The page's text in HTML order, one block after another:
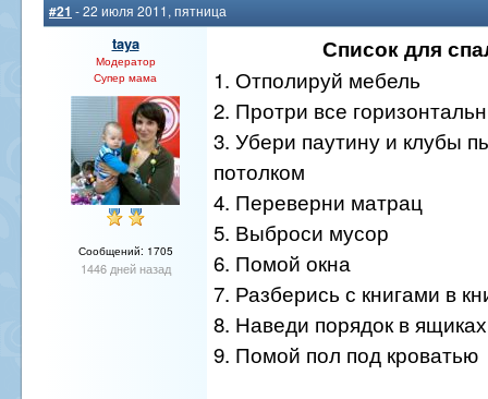
#21 - 22 июля 2011, пятница
taya
Модератор
Супер мама
Сообщений: 1705
1446 дней назад
Список для
1. Отполируй мебель
2. Протри все
3. Убери паутину и клубы
потолком
4. Переверни матрац
5. Выброси мусор
6. Помой окна
7. Разберись с книгами в
8. Наведи порядок в ящиках
9. Помой пол под кроватью